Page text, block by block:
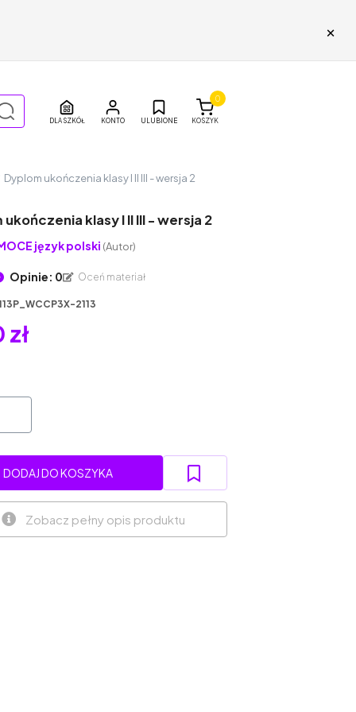
×
DLA SZKÓŁ ULUBIONE KOSZYK
0
Dyplom ukończenia klasy I II III - wersja 2
ukończenia klasy I II III - wersja 2
język polski (Autor)
Opinie: 0 Oceń materiał
2113
DODAJ DO KOSZYKA
Zobacz pełny opis produktu